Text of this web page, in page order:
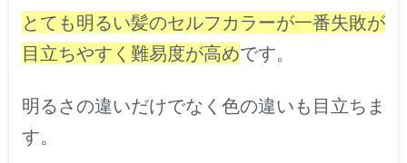
とても明るい髪のセルフカラーが一番失敗が
目立ちやすく難易度が高めです。
明るさの違いだけでなく色の違いも目立ちま
す。